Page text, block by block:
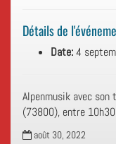
Détails de
Date:4
Alpenmusik avec son
(73800), entre
août 30, 2022